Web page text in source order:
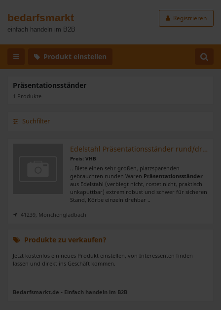
bedarfsmarkt
einfach handeln im B2B
Registrieren
Produkt einstellen
Präsentationsständer
1 Produkte
Suchfilter
Edelstahl Präsentationsständer rund/drehbar/6 Etagen
Preis: VHB
.. Biete einen sehr großen, platzsparenden
gebrauchten runden Waren Präsentationsständer
aus Edelstahl (verbiegt nicht, rostet nicht, praktisch
unkaputtbar) extrem robust und schwer für sicheren
Stand, Körbe einzeln drehbar ..
41239, Mönchengladbach
Produkte zu verkaufen?
Jetzt kostenlos ein neues Produkt einstellen, von Interessenten finden
lassen und direkt ins Geschäft kommen.
Bedarfsmarkt.de - Einfach handeln im B2B